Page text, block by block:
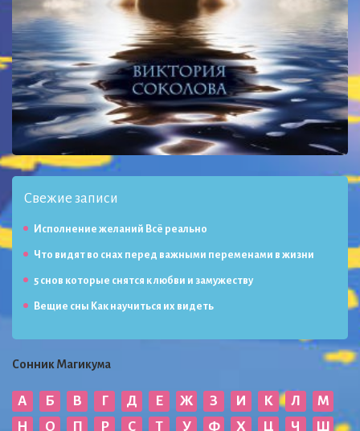
Свежие записи
Исполнение желаний Всё реально
Что видят во снах перед важными переменами в жизни
5 снов которые снятся к любви и замужеству
Вещие сны Как научиться их видеть
Сонник Магикума
А Б В Г Д Е Ж З И К Л
М
Н
О П Р С Т У Ф Х Ц Ч Ш